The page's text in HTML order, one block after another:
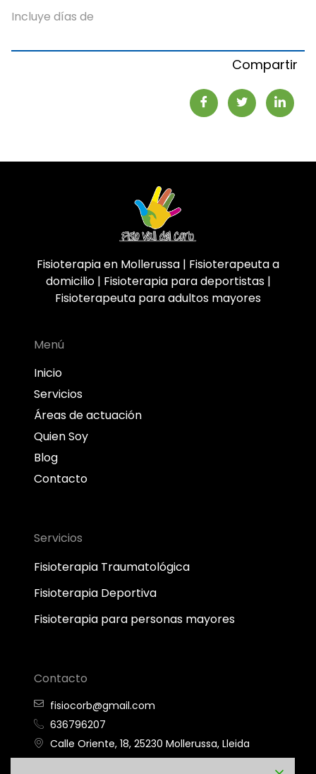
Incluye días de
Compartir
Fisioterapia en Mollerussa | Fisioterapeuta a
domicilio | Fisioterapia para deportistas |
Fisioterapeuta para adultos mayores
Menú
Inicio
Servicios
Áreas de actuación
Quien Soy
Blog
Contacto
Servicios
Fisioterapia Traumatológica
Fisioterapia Deportiva
Fisioterapia para personas mayores
Contacto
fisiocorb@gmail.com
636796207
Calle Oriente, 18, 25230 Mollerussa, Lleida